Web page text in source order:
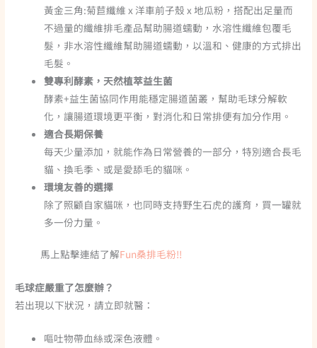
黃金三角:菊苣纖維 x 洋車前子殼 x 地瓜粉，搭配出足量而
不過量的纖維排毛產品幫助腸道蠕動，水溶性纖維包覆毛
髮，非水溶性纖維幫助腸道蠕動，以溫和、健康的方式排出
毛髮。
雙專利酵素，天然植萃益生菌
酵素+益生菌協同作用能穩定腸道菌叢，幫助毛球分解軟
化 ，讓腸道環境更平衡，對消化和日常排便有加分作用。
適合長期保養
每天少量添加，就能作為日常營養的一部分，特別適合長毛
貓、換毛季、或是愛舔毛的貓咪。
環境友善的選擇
除了照顧自家貓咪，也同時支持野生石虎的護育 ，買一罐就
多一份力量。
馬上點擊連結了解Fun桑排毛粉!!
毛球症嚴重了怎麼辦？
若出現以下狀況，請立即就醫：
嘔吐物帶血絲或深色液體。